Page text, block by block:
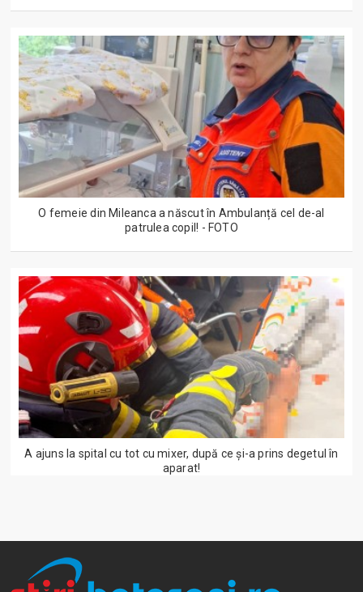
O femeie din Mileanca a născut în Ambulanță cel de-al
patrulea copil! - FOTO
A ajuns la spital cu tot cu mixer, după ce și-a prins degetul în
aparat!